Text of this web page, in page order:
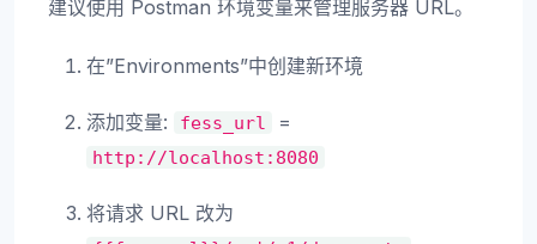
建议使用 Postman 环境变量来管理服务器 URL。
在”Environments”中创建新环境
添加变量: fess_url =
http://localhost:8080
将请求 URL 改为